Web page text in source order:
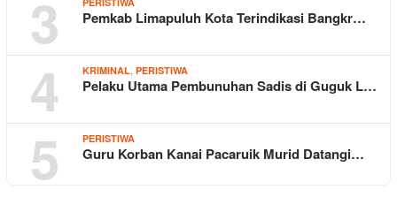
3 Pemkab Limapuluh Kota Terindikasi Bangkr…
4 KRIMINAL PERISTIWA
Pelaku Utama Pembunuhan Sadis di Guguk L…
5 PERISTIWA
Guru Korban Kanai Pacaruik Murid Datangi…